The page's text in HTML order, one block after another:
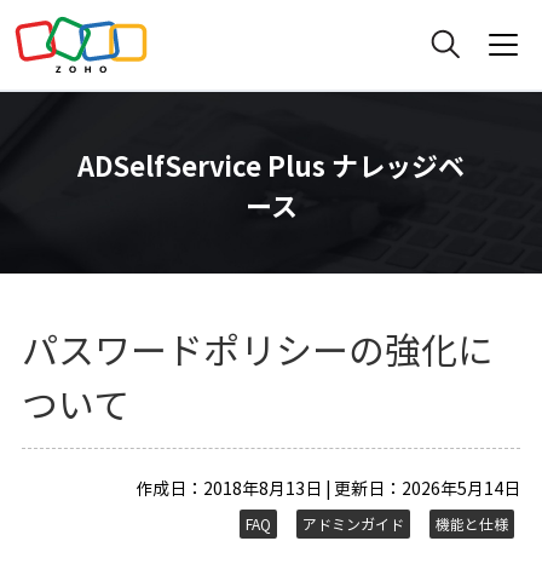
ADSelfService Plus ナレッジベ
ース
パスワードポリシーの強化に
ついて
作成日：2018年8月13日 | 更新日：2026年5月14日
FAQ アドミンガイド 機能と仕様